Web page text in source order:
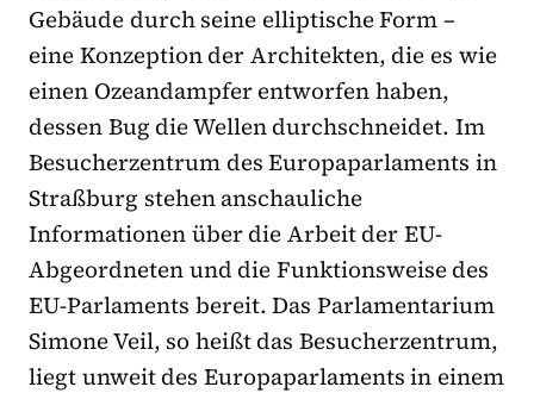
Gebäude durch seine elliptische Form –
eine Konzeption der Architekten, die es wie
einen Ozeandampfer entworfen haben,
dessen Bug die Wellen durchschneidet. Im
Besucherzentrum des Europaparlaments in
Straßburg stehen anschauliche
Informationen über die Arbeit der EU-
Abgeordneten und die Funktionsweise des
EU-Parlaments bereit. Das Parlamentarium
Simone Veil, so heißt das Besucherzentrum,
liegt unweit des Europaparlaments in einem